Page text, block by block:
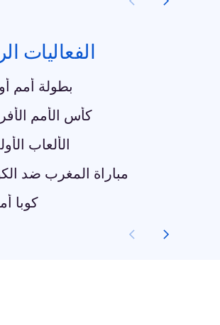
الفعاليات
بطولة أمم
كأس الأمم
الألعاب
مباراة المغرب ضد
كوبا